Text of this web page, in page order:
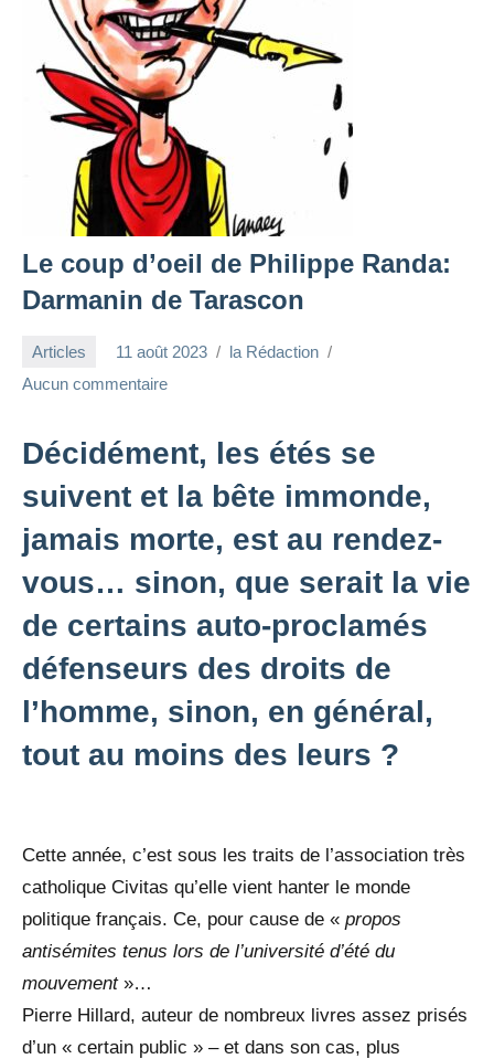
Le coup d’oeil de Philippe Randa:
Darmanin de Tarascon
Articles 11 août 2023
la Rédaction
Aucun commentaire
Décidément, les étés se
suivent et la bête immonde,
jamais morte, est au rendez-
vous… sinon, que serait la vie
de certains auto-proclamés
défenseurs des droits de
l’homme, sinon, en général,
tout au moins des leurs ?
Cette année, c’est sous les traits de l’association très
catholique Civitas qu’elle vient hanter le monde
politique français. Ce, pour cause de « propos
antisémites tenus lors de l’université d’été du
mouvement»…
Pierre Hillard, auteur de nombreux livres assez prisés
d’un « certain public » ­– et dans son cas, plus